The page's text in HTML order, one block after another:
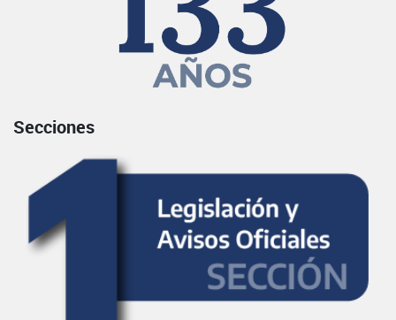
Secciones